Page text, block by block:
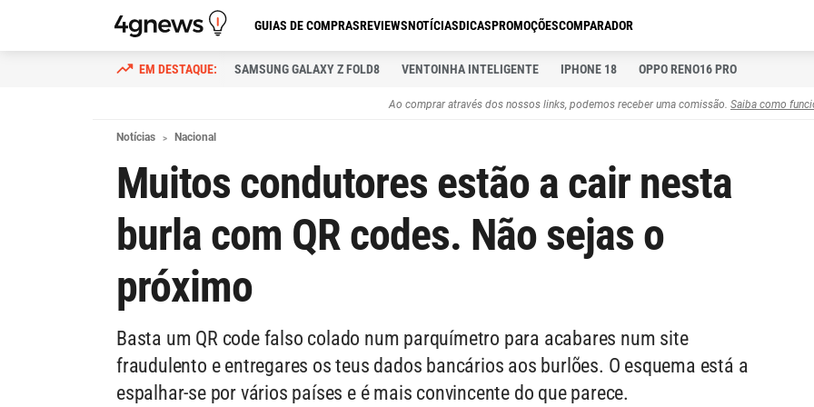
GUIAS DE COMPRASREVIEWSNOTÍCIASDICASPROMOÇÕESCOMPARADOR
SAMSUNG GALAXY Z FOLD8 VENTOINHA INTELIGENTE IPHONE 18 OPPO RENO16 PRO
Ao comprar através dos nossos links, podemos receber uma comissão. Saiba como
Notícias Nacional
Muitos condutores estão a cair nesta
burla com QR codes. Não sejas o
próximo
Basta um QR code falso colado num parquímetro para acabares num site
fraudulento e entregares os teus dados bancários aos burlões. O esquema está a
espalhar-se por vários países e é mais convincente do que parece.